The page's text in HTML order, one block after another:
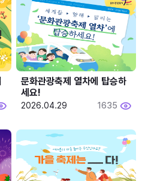
문화관광축제 열차에 탑승하
세요!
2026.04.29 1635